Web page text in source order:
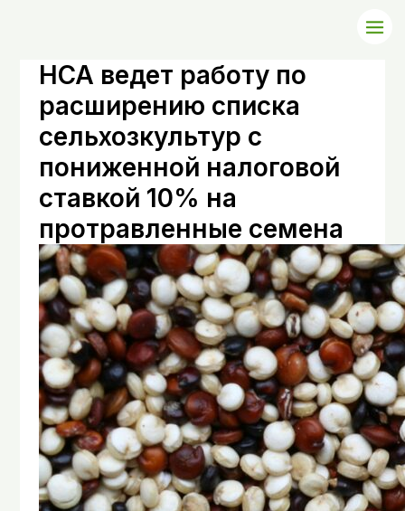
НСА ведет работу по
расширению списка
сельхозкультур с
пониженной налоговой
ставкой 10% на
протравленные семена